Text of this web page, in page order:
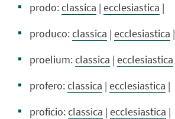
prodo:classica | ecclesiastica |
produco:classica | ecclesiastica |
proelium:classica | ecclesiastica
profero:classica | ecclesiastica |
proficio:classica | ecclesiastica |